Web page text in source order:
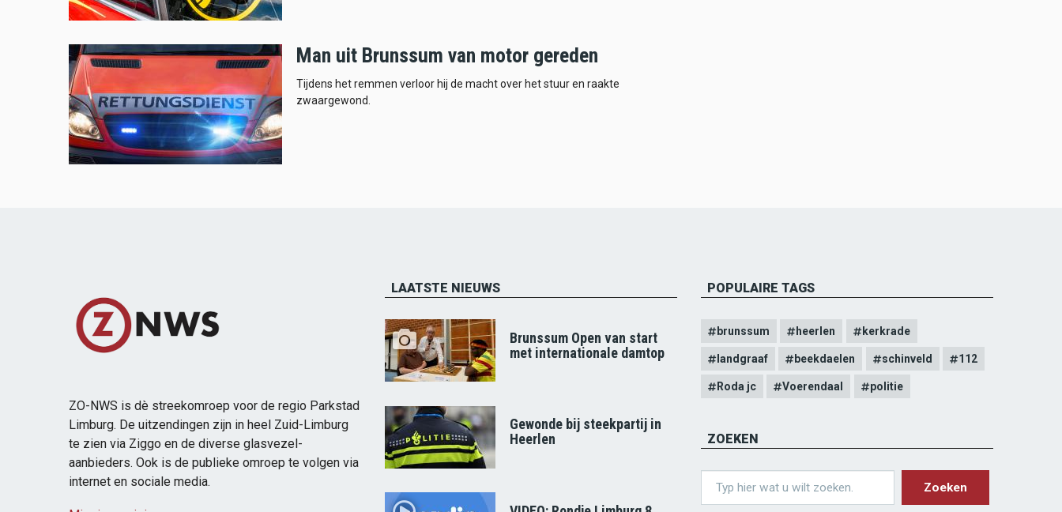
Man uit Brunssum van motor gereden
Tijdens het remmen verloor hij de macht over het stuur en raakte
zwaargewond.
ZO-NWS is dè streekomroep voor de regio Parkstad
Limburg. De uitzendingen zijn in heel Zuid-Limburg
te zien via Ziggo en de diverse glasvezel-
aanbieders. Ook is de publieke omroep te volgen via
internet en sociale media.
LAATSTE NIEUWS
Brunssum Open van start
met internationale damtop
Gewonde bij steekpartij in
Heerlen
POPULAIRE TAGS
brunssum heerlen kerkrade
landgraaf beekdaelen schinveld 112
Roda jc Voerendaal politie
ZOEKEN